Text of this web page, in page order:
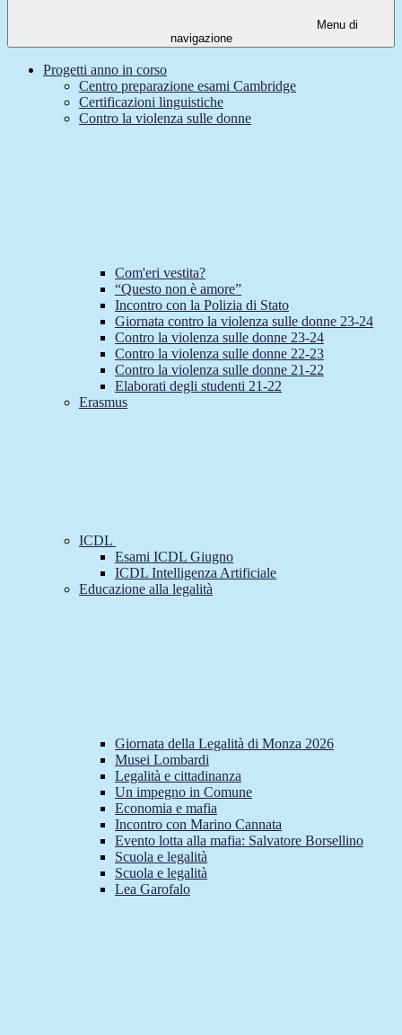
Menu di
navigazione
Progetti anno in corso
Centro preparazione esami Cambridge
Certificazioni linguistiche
Contro la violenza sulle donne
Com'eri vestita?
“Questo non è amore”
Incontro con la Polizia di Stato
Giornata contro la violenza sulle donne 23-24
Contro la violenza sulle donne 23-24
Contro la violenza sulle donne 22-23
Contro la violenza sulle donne 21-22
Elaborati degli studenti 21-22
Erasmus
ICDL
Esami ICDL Giugno
ICDL Intelligenza Artificiale
Educazione alla legalità
Giornata della Legalità di Monza 2026
Musei Lombardi
Legalità e cittadinanza
Un impegno in Comune
Economia e mafia
Incontro con Marino Cannata
Evento lotta alla mafia: Salvatore Borsellino
Scuola e legalità
Scuola e legalità
Lea Garofalo